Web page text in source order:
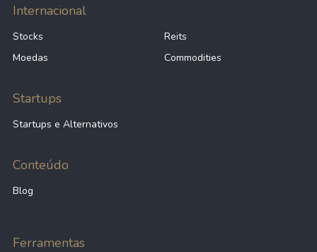
Internacional
Stocks
Reits
Moedas
Commodities
Startups
Startups e Alternativos
Conteúdo
Blog
Ferramentas